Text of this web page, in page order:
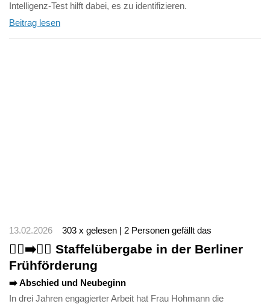
Intelligenz-Test hilft dabei, es zu identifizieren.
Beitrag lesen
13.02.2026 303 x gelesen | 2 Personen gefällt das
🏃‍♂️‍➡️🏃‍♀️ Staffelübergabe in der Berliner
Frühförderung
➡️ Abschied und Neubeginn
In drei Jahren engagierter Arbeit hat Frau Hohmann die